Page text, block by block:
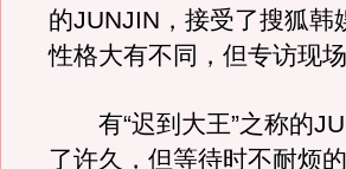
的JUNJIN，接受了搜狐
性格大有不同，但专访现
有“迟到大王”之称的
了许久，但等待时不耐烦